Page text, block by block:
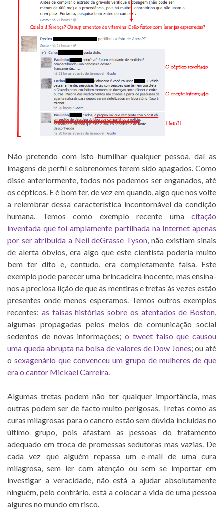
Não pretendo com isto humilhar qualquer pessoa, daí as
imagens de perfil e sobrenomes terem sido apagados. Como
disse anteriormente, todos nós podemos ser enganados, até
os cépticos. E é bom ter, de vez em quando, algo que nos volte
a relembrar dessa característica incontornável da condição
humana. Temos como exemplo recente uma citação
inventada que foi amplamente partilhada na Internet apenas
por ser atribuída a Neil deGrasse Tyson , não existiam sinais
de alerta óbvios, era algo que este cientista poderia muito
bem ter dito e, contudo, era completamente falsa. Este
exemplo pode parecer uma brincadeira inocente, mas ensina-
nos a preciosa lição de que as mentiras e tretas às vezes estão
presentes onde menos esperamos. Temos outros exemplos
recentes: as falsas histórias sobre os atentados de Boston
algumas propagadas pelos meios de comunicação social
sedentos de novas informações; o tweet falso que causou
uma queda abrupta na bolsa de valores de Dow Jones; ou até
o sexagenário que convenceu um grupo de mulheres de que
era o cantor Mickael Carreira
Algumas tretas podem não ter qualquer importância, mas
outras podem ser de facto muito perigosas. Tretas como as
curas milagrosas para o cancro estão sem dúvida incluídas no
último grupo, pois afastam as pessoas do tratamento
adequado em troca de promessas sedutoras mas vazias. De
cada vez que alguém repassa um e-mail de uma cura
milagrosa, sem ler com atenção ou sem se importar em
investigar a veracidade, não está a ajudar absolutamente
ninguém, pelo contrário, está a colocar a vida de uma pessoa
algures no mundo em risco.